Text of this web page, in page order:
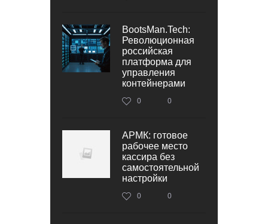
BootsMan.Tech:
Революционная
российская
платформа для
управления
контейнерами
0 0
АРМК: готовое
рабочее место
кассира без
самостоятельной
настройки
0 0